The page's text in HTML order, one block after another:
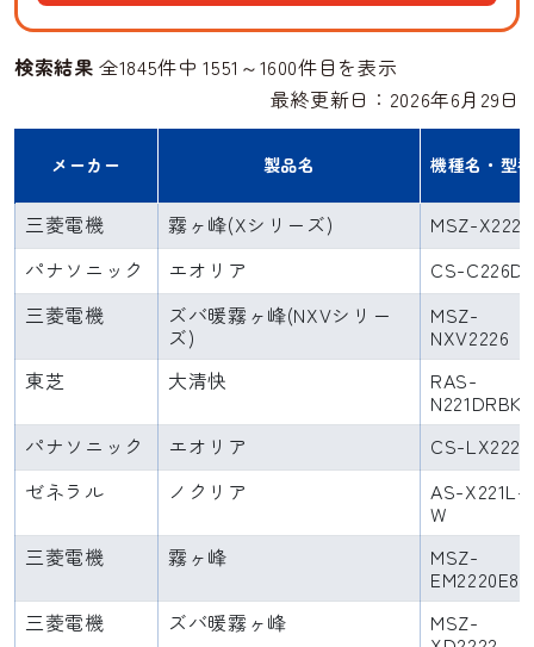
検索結果 全1845件中 1551～1600件目を表示
最終更新日：2026年6月29日
メーカー 製品名 機種名・型番
三菱電機 霧ヶ峰(Xシリーズ)
MSZ-X2226
パナソニック
エオリア
CS-C226D
三菱電機
ズバ暖霧ヶ峰(NXVシリー
ズ)
MSZ-
NXV2226
東芝
大清快 RAS-
N221DRBK
パナソニック
エオリア
CS-LX222D
ゼネラル
ノクリア AS-X221L-
W
三菱電機
霧ヶ峰 MSZ-
EM2220E8
三菱電機
ズバ暖霧ヶ峰 MSZ-